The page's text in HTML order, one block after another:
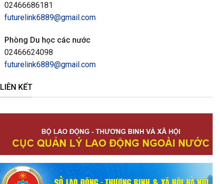
02466686181
futurelink6889@gmail.com
Phòng Du học các nước
02466624098
futurelink6889@gmail.com
LIÊN KẾT